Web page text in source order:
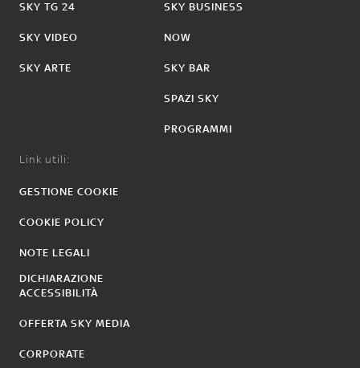
SKY TG 24
SKY VIDEO
SKY ARTE
SKY BUSINESS
NOW
SKY BAR
SPAZI SKY
PROGRAMMI
Link utili:
GESTIONE COOKIE
COOKIE POLICY
NOTE LEGALI
DICHIARAZIONE
ACCESSIBILITÀ
OFFERTA SKY MEDIA
CORPORATE